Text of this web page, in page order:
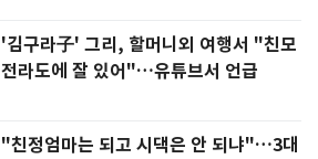
'김구라子' 그리, 할머니외 여행서 "친모
전라도에 잘 있어"…유튜브서 언급
"친정엄마는 되고 시댁은 안 되냐"…3대